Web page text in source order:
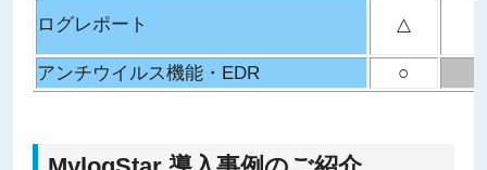
ログレポート △
アンチウイルス機能・EDR ○